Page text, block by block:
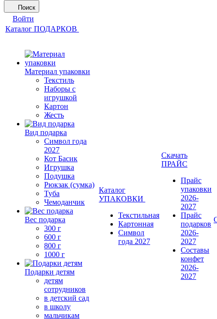
Поиск
Войти
Каталог ПОДАРКОВ
Материал упаковки
Текстиль
Наборы с
игрушкой
Картон
Жесть
Вид подарка
Символ года
2027
Кот Басик
Игрушка
Подушка
Рюкзак (сумка)
Туба
Чемоданчик
Вес подарка
300 г
600 г
800 г
1000 г
Подарки детям
детям
сотрудников
в детский сад
в школу
мальчикам
Каталог
УПАКОВКИ
Текстильная
Картонная
Символ
года 2027
Скачать
ПРАЙС
Прайс
упаковки
2026-
2027
Прайс
подарков
2026-
2027
Составы
конфет
2026-
2027